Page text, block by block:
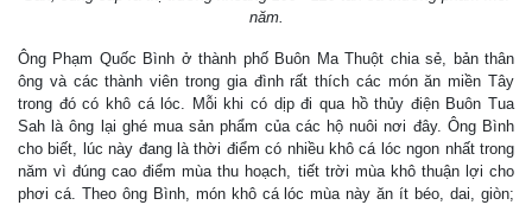
năm.
Ông Phạm Quốc Bình ở thành phố Buôn Ma Thuột chia sẻ, bản thân
ông và các thành viên trong gia đình rất thích các món ăn miền Tây
trong đó có khô cá lóc. Mỗi khi có dịp đi qua hồ thủy điện Buôn Tua
Sah là ông lại ghé mua sản phẩm của các hộ nuôi nơi đây. Ông Bình
cho biết, lúc này đang là thời điểm có nhiều khô cá lóc ngon nhất trong
năm vì đúng cao điểm mùa thu hoạch, tiết trời mùa khô thuận lợi cho
phơi cá. Theo ông Bình, món khô cá lóc mùa này ăn ít béo, dai, giòn;